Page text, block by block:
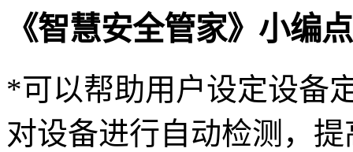
《智慧安全管家》小编
*可以帮助用户设定设备
对设备进行自动检测，